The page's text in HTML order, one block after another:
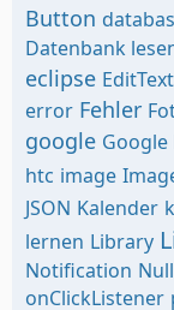
Button
Datenbank
eclipse EditText
error Fehler
google Google
htc image
JSON Kalender
lernen Library
Notification
onClickListener